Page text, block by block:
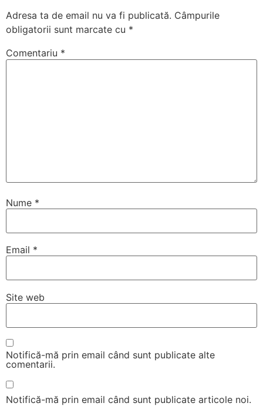
Adresa ta de email nu va fi publicată. Câmpurile
obligatorii sunt marcate cu *
Comentariu *
Nume *
Email *
Site web
Notifică-mă prin email când sunt publicate alte
comentarii.
Notifică-mă prin email când sunt publicate articole noi.